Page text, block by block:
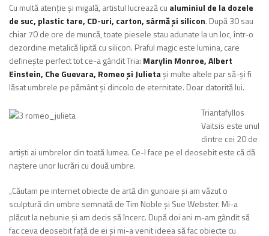
Cu multă atenție și migală, artistul lucrează cu aluminiul de la dozele
de suc, plastic tare, CD-uri, carton, sârmă și silicon. După 30 sau
chiar 70 de ore de muncă, toate piesele stau adunate la un loc, într-o
dezordine metalică lipită cu silicon. Praful magic este lumina, care
definește perfect tot ce-a gândit Tria: Marylin Monroe, Albert
Einstein, Che Guevara, Romeo și Julietași multe altele par să-și fi
lăsat umbrele pe pământ și dincolo de eternitate. Doar datorită lui.
Triantafyllos
Vaitsis este unul
dintre cei 20 de
artiști ai umbrelor din toată lumea. Ce-l face pe el deosebit este că dă
naștere unor lucrări cu două umbre.
„Căutam pe internet obiecte de artă din gunoaie și am văzut o
sculptură din umbre semnată de Tim Noble și Sue Webster. Mi-a
plăcut la nebunie și am decis să încerc. După doi ani m-am gândit să
fac ceva deosebit față de ei și mi-a venit ideea să fac obiecte cu